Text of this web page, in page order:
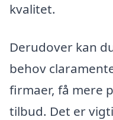
kvalitet.
Derudover kan
behov
firmaer, få mere
tilbud. Det er